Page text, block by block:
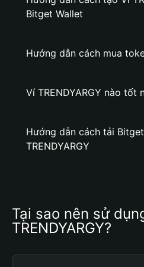
Bitget Wallet
Hướng dẫn cách mua
Ví TRENDYARGY nào tốt
Hướng dẫn cách tải
TRENDYARGY
Tại sao nên sử
TRENDYARGY?